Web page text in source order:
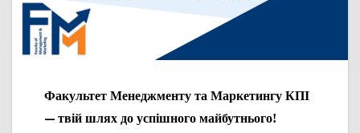
Факультет Менеджменту та Маркетингу КПІ
— твій шлях до успішного майбутнього!